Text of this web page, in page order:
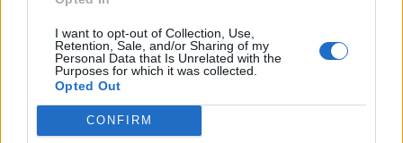
I want to opt-out of Collection, Use,
Retention, Sale, and/or Sharing of my
Personal Data that Is Unrelated with the
Purposes for which it was collected.
Opted Out
CONFIRM
Θέσεις Εργασίας ανά Εταιρεία
Κέντρο Βοήθειας